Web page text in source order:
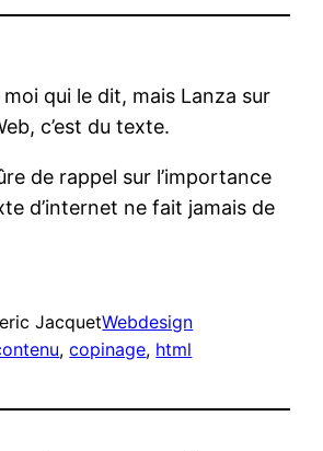
moi qui le dit, mais Lanza sur
c’est du texte.
de rappel sur l’importance
d’internet ne fait jamais de
JacquetWebdesign
, copinage, html